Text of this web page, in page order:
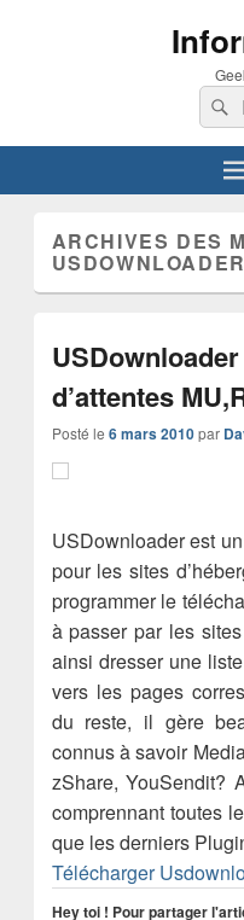
ARCHIVES DES
USDOWNLOADER
d’attentes
Posté le 6 mars 2010 par
USDownloader est
pour les sites
programmer le
à passer par les
ainsi dresser une
vers les pages
du reste, il gère
connus à savoir
zShare, YouSendit?
comprennant toutes
que les derniers
Télécharger
Hey toi ! Pour partager